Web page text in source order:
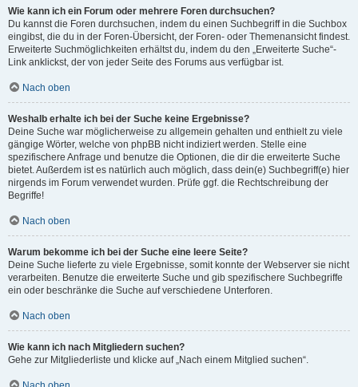
Wie kann ich ein Forum oder mehrere Foren durchsuchen?
Du kannst die Foren durchsuchen, indem du einen Suchbegriff in die Suchbox
eingibst, die du in der Foren-Übersicht, der Foren- oder Themenansicht findest.
Erweiterte Suchmöglichkeiten erhältst du, indem du den „Erweiterte Suche“-
Link anklickst, der von jeder Seite des Forums aus verfügbar ist.
Nach oben
Weshalb erhalte ich bei der Suche keine Ergebnisse?
Deine Suche war möglicherweise zu allgemein gehalten und enthielt zu viele
gängige Wörter, welche von phpBB nicht indiziert werden. Stelle eine
spezifischere Anfrage und benutze die Optionen, die dir die erweiterte Suche
bietet. Außerdem ist es natürlich auch möglich, dass dein(e) Suchbegriff(e) hier
nirgends im Forum verwendet wurden. Prüfe ggf. die Rechtschreibung der
Begriffe!
Nach oben
Warum bekomme ich bei der Suche eine leere Seite?
Deine Suche lieferte zu viele Ergebnisse, somit konnte der Webserver sie nicht
verarbeiten. Benutze die erweiterte Suche und gib spezifischere Suchbegriffe
ein oder beschränke die Suche auf verschiedene Unterforen.
Nach oben
Wie kann ich nach Mitgliedern suchen?
Gehe zur Mitgliederliste und klicke auf „Nach einem Mitglied suchen“.